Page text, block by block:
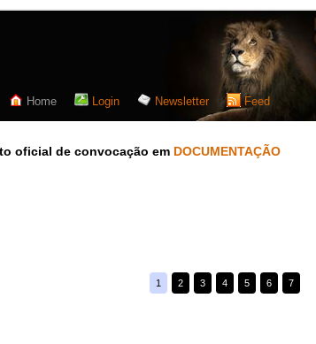
Home Login Newsletter Feed
oficial de convocação em DOCUMENTAÇÃO
1 2 3 4 5 6 7